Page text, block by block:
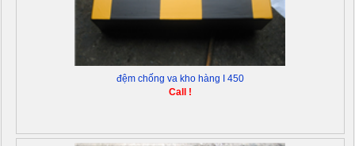
đệm chống va kho hàng I 450
Call !